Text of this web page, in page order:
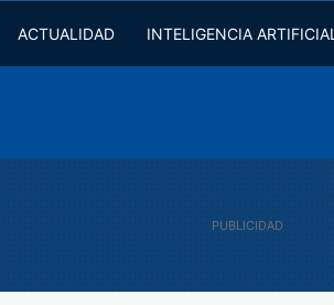
ACTUALIDAD INTELIGENCIA ARTIFICIAL